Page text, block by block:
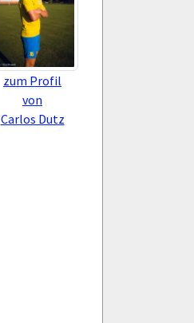
zum Profil
von
Carlos Dutz